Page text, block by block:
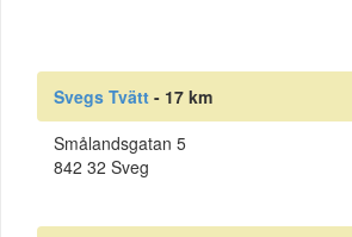
Svegs Tvätt - 17 km
Smålandsgatan 5
842 32 Sveg